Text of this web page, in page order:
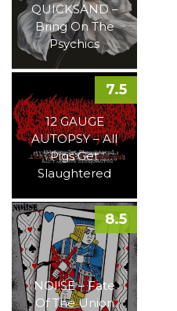
QUICKSAND –
Bring On The
Psychics
12 GAUGE
AUTOPSY – All
Pigs Get
Slaughtered
7.5
NOI!SE – Fate
Of The Union
8.5